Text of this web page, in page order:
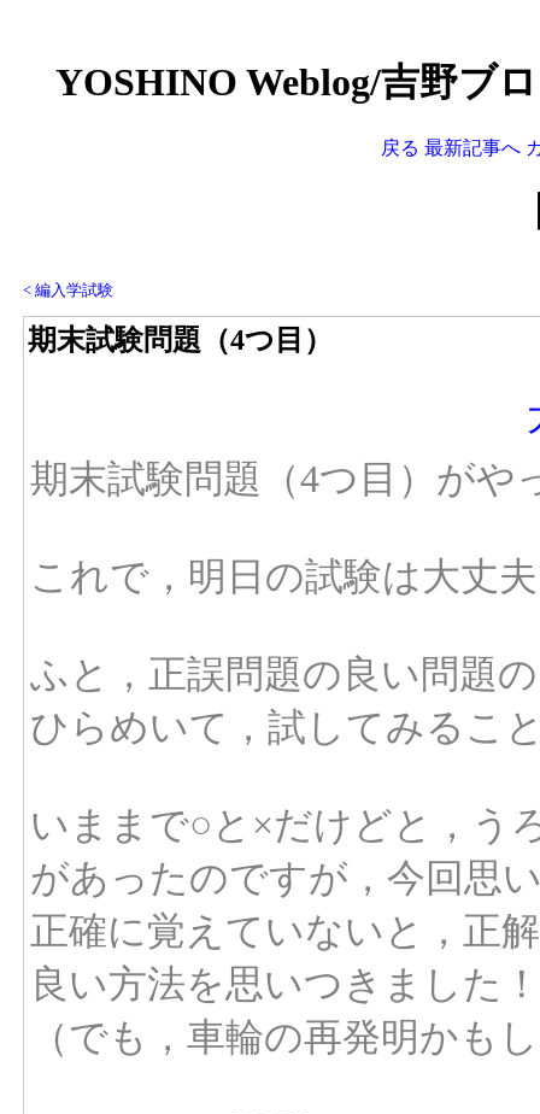
YOSHINO Weblog/吉野ブ
戻る 最新記事へ
< 編入学試験
期末試験問題（4つ目）
期末試験問題（4つ目）がや
これで，明日の試験は大丈
ふと，正誤問題の良い問題
ひらめいて，試してみるこ
いままで○と×だけどと，う
があったのですが，今回思
正確に覚えていないと，正
良い方法を思いつきました
（でも，車輪の再発明かも